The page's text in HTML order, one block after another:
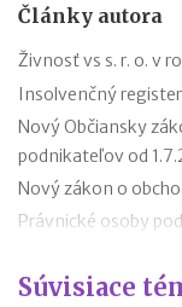
Články autora
Živnosť vs s. r. o. v
Insolvenčný
Nový Občiansky
podnikateľov od
Nový zákon o
Právnické osoby
Štátni zamestnanci
Súvisiace